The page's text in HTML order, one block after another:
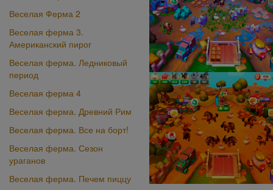
Веселая Ферма 2
Веселая ферма 3.
Американский пирог
Веселая ферма. Ледниковый
период
Веселая ферма 4
Веселая ферма. Древний Рим
Веселая ферма. Все на борт!
Веселая ферма. Сезон
ураганов
Веселая ферма. Печем пиццу